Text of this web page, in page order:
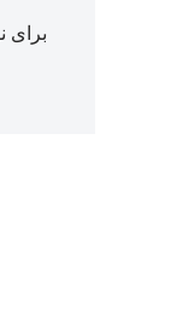
برای